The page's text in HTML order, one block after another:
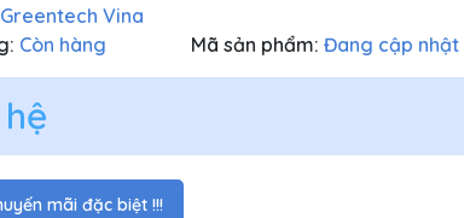
Vina
Còn hàng Mã sản phẩm: Đang cập nhật
mãi đặc biệt !!!